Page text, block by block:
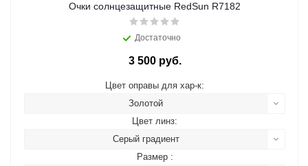
Очки солнцезащитные RedSun R7182
Достаточно
3 500 руб.
Цвет оправы для хар-к:
Золотой
Цвет линз:
Серый градиент
Размер :